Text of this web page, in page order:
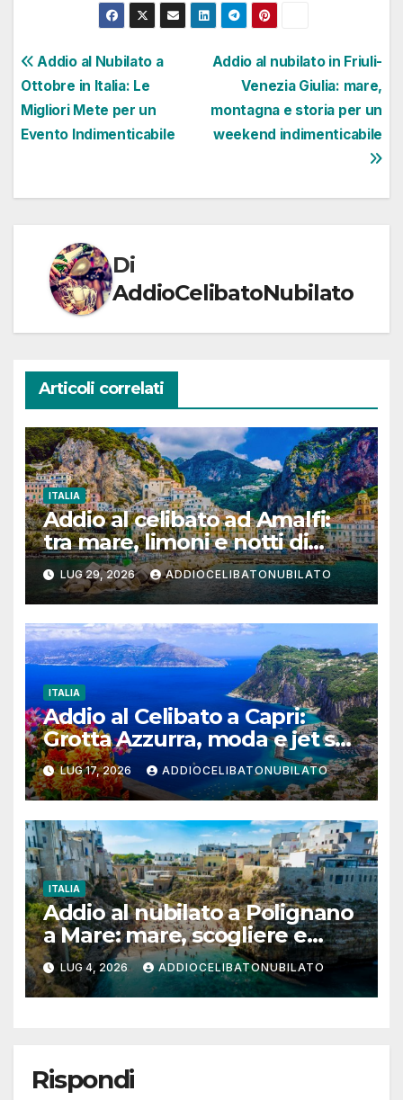
Navigazione
articoli
Addio al nubilato in Friuli-
Venezia Giulia: mare,
montagna e storia per un
weekend indimenticabile
Addio al Nubilato a
Ottobre in Italia: Le
Migliori Mete per un
Evento Indimenticabile
Di
AddioCelibatoNubilato
Articoli correlati
ITALIA
Addio al celibato ad Amalfi:
tra mare, limoni e notti di
festa in Costiera Amalfitana
LUG 29, 2026 ADDIOCELIBATONUBILATO
ITALIA
Addio al Celibato a Capri:
Grotta Azzurra, moda e jet set
per un weekend da ricordare
LUG 17, 2026 ADDIOCELIBATONUBILATO
ITALIA
Addio al nubilato a Polignano
a Mare: mare, scogliere e
poesia per un weekend tra
amiche
LUG 4, 2026 ADDIOCELIBATONUBILATO
Rispondi